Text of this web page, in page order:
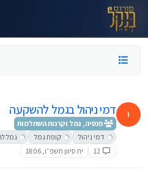
דילוג לתוכן
י דמי ניהול בגמל להשקעה
פנסיה, גמל וקרנות השתלמות
דמי ניהול
קופת גמל גמל
12
יח סיוון תשפ״ו, 18:06